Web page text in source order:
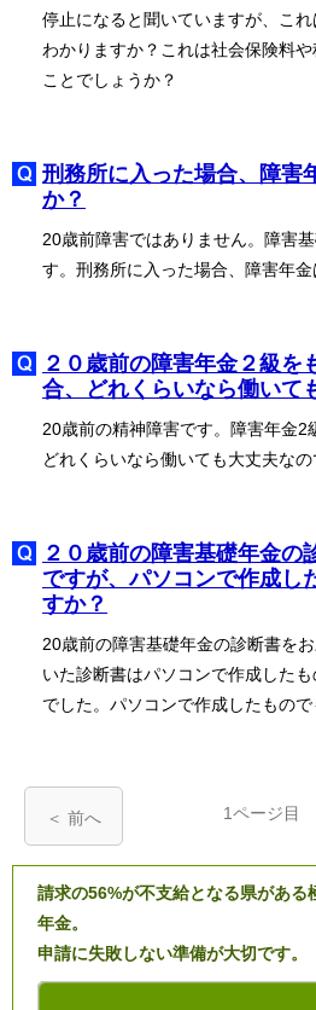
停止になると聞いていますが、こ
わかりますか？これは社会保険料
ことでしょうか？
刑務所に入った場合、障害
か？
20歳前障害ではありません。障害
す。刑務所に入った場合、障害年
２０歳前の障害年金２級を
合、どれくらいなら働いて
20歳前の精神障害です。障害年金2
どれくらいなら働いても大丈夫なの
２０歳前の障害基礎年金の
ですが、パソコンで作成し
すか？
20歳前の障害基礎年金の診断書を
いた診断書はパソコンで作成した
でした。パソコンで作成したもの
＜ 前へ 1ページ目
請求の56%が不支給となる県がある
年金。
申請に失敗しない準備が大切です。